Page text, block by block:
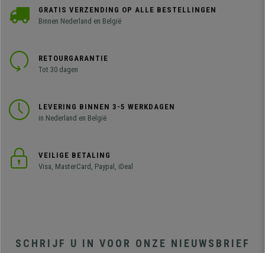
GRATIS VERZENDING OP ALLE BESTELLINGEN
Binnen Nederland en België
RETOURGARANTIE
Tot 30 dagen
LEVERING BINNEN 3-5 WERKDAGEN
in Nederland en België
VEILIGE BETALING
Visa, MasterCard, Paypal, iDeal
SCHRIJF U IN VOOR ONZE NIEUWSBRIEF